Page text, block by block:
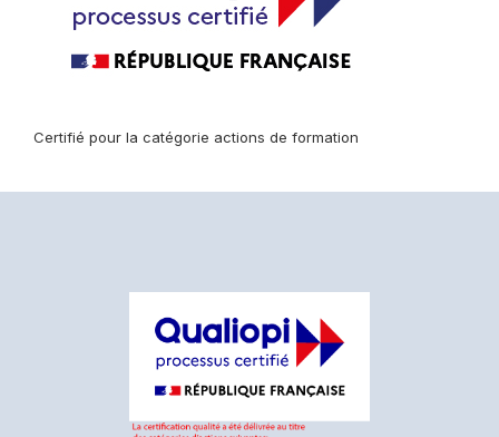
Certifié pour la catégorie actions de formation